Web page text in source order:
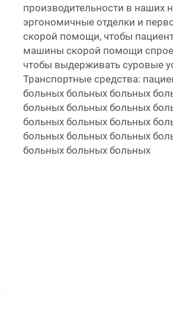
производительности в наших
эргономичные отделки и
скорой помощи, чтобы
машины скорой помощи
чтобы выдерживать суровые
Транспортные средства:
больных больных больных
больных больных больных
больных больных больных
больных больных больных
больных больных больных